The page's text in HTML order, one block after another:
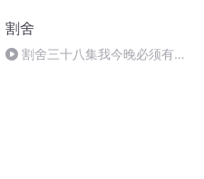
割舍
割舍三十八集我今晚必须有你